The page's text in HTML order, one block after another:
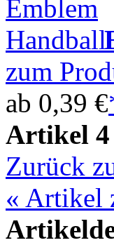
zum
ab 0,39 €
Artikel 4
Zurück
« Artikel